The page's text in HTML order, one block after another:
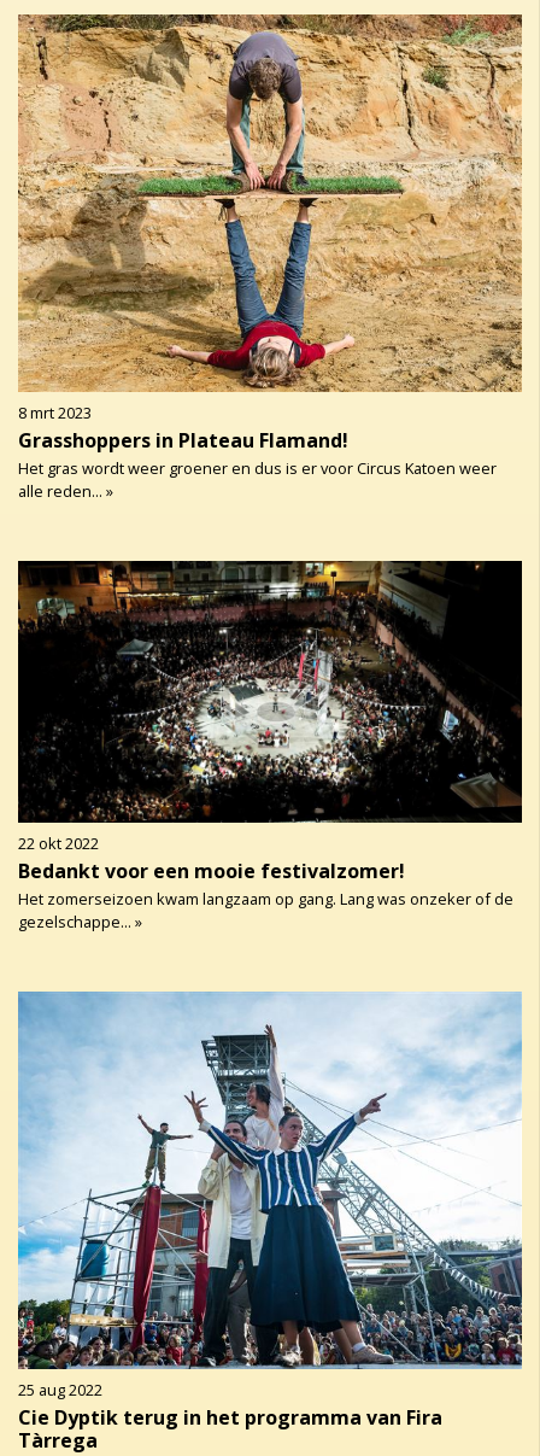
8 mrt 2023
Grasshoppers in Plateau Flamand!
Het gras wordt weer groener en dus is er voor Circus Katoen weer
alle reden... »
22 okt 2022
Bedankt voor een mooie festivalzomer!
Het zomerseizoen kwam langzaam op gang. Lang was onzeker of de
gezelschappe... »
25 aug 2022
Cie Dyptik terug in het programma van Fira
Tàrrega